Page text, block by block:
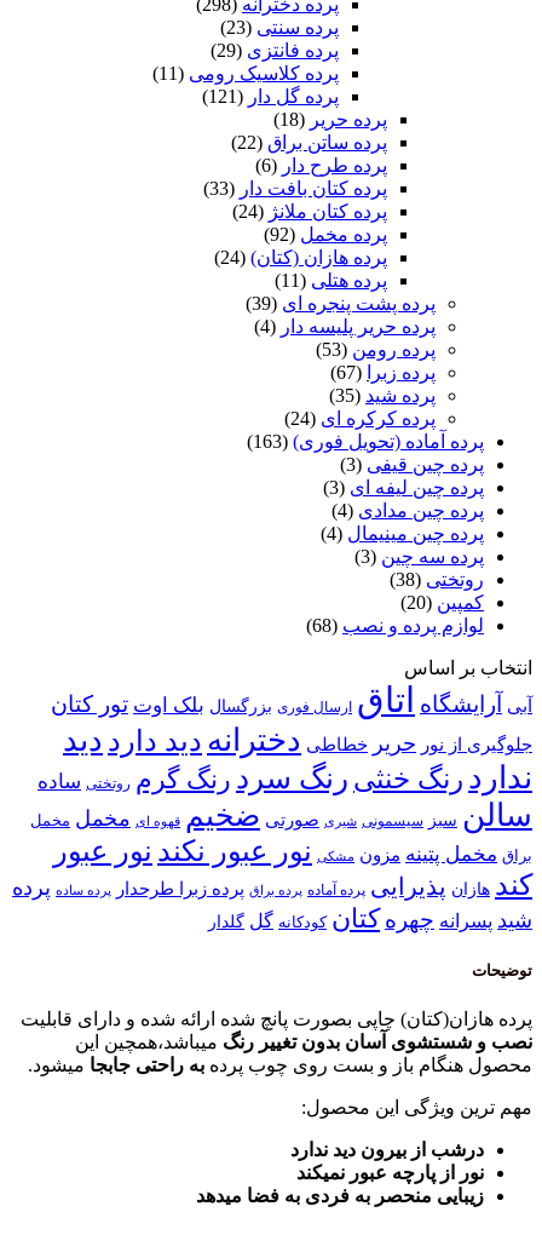
پرده سنتی (23)
پرده فانتزی (29)
پرده کلاسیک رومی (11)
پرده گل دار
پرده حریر
پرده ساتن براق (22)
پرده طرح دار
پرده کتان بافت دار
پرده کتان ملانژ (24)
پرده مخمل (92)
پرده هازان (کتان) (24)
پرده هتلی (11)
پرده پشت پنجره ای (39)
پرده حریر پلیسه دار
پرده رومن (53)
پرده زبرا
پرده شید (35)
پرده کرکره ای (24)
پرده آماده (تحویل فوری) (163)
پرده چین قیفی (3)
پرده چین لیفه ای (3)
پرده چین مدادی (4)
پرده چین مینیمال (4)
پرده سه چین (3)
روتختی (38)
کمپین (20)
لوازم پرده و نصب (68)
انتخاب بر اساس
آبی آرایشگاهاتاق ارسال فوری بزرگسال بلک اوت تور کتان
جلوگیری از نور حریر خطاطی دخترانهدید دارددید
نداردرنگ خنثی رنگ سردرنگ گرم روتختی ساده
سالن سبز سیسمونی شیری صورتی ضخیم قهوه ای مخمل مخمل
براق مخمل پتینه مزون مشکی نور عبور نکندنور عبور
کند هازان پذیرایی پرده آماده پرده براق پرده زبرا طرحدار پرده ساده پرده
شید پسرانه چهرهکتان کودکانه گل گلدار
توضیحات
پرده هازان(کتان) چاپی بصورت پانچ شده ارائه شده و دارای قابلیت
نصب و شستشوی آسان بدون تغییر رنگمیباشد،همچین این
محصول هنگام باز و بست روی چوب پردهبه راحتی جابجامیشود.
مهم ترین ویژگی این محصول:
درشب از بیرون دید ندارد
نور از پارچه عبور نمیکند
زیبایی منحصر به فردی به فضا میدهد